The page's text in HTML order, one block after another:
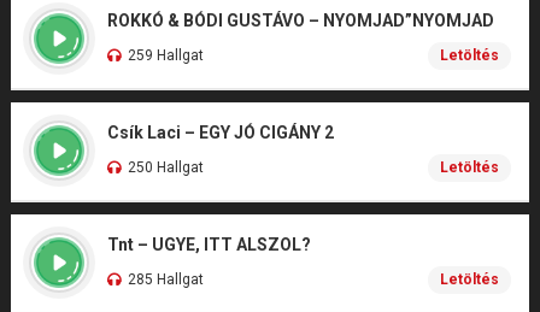
ROKKÓ & BÓDI GUSTÁVO – NYOMJAD”NYOMJAD
259 Hallgat Letöltés
Csík Laci – EGY JÓ CIGÁNY 2
250 Hallgat Letöltés
Tnt – UGYE, ITT ALSZOL?
285 Hallgat Letöltés